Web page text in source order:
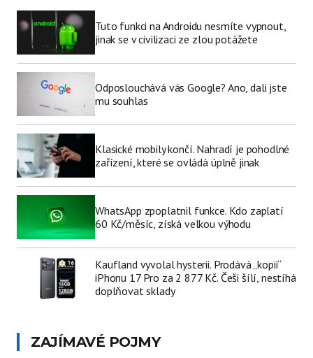
Tuto funkci na Androidu nesmíte vypnout,
jinak se v civilizaci ze zlou potážete
Odposlouchává vás Google? Ano, dali jste
mu souhlas
Klasické mobily končí. Nahradí je pohodlné
zařízení, které se ovládá úplně jinak
WhatsApp zpoplatnil funkce. Kdo zaplatí
60 Kč/měsíc, získá velkou výhodu
Kaufland vyvolal hysterii. Prodává „kopii“
iPhonu 17 Pro za 2 877 Kč. Češi šílí, nestíhá
doplňovat sklady
ZAJÍMAVÉ POJMY